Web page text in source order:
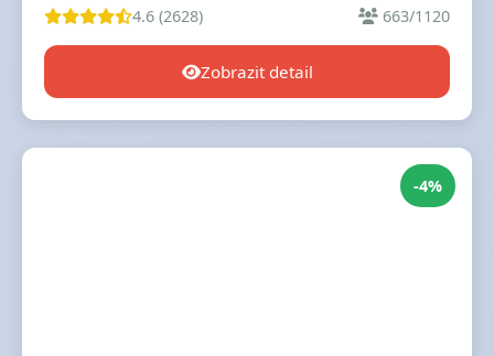
4.6 (2628) 663/1120
Zobrazit detail
-4%